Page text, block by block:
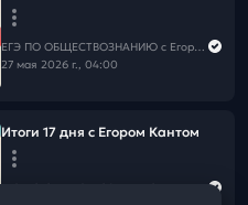
ЕГЭ ПО ОБЩЕСТВОЗНАНИЮ c Егором Кантом
27 мая 2026 г., 04:00
Итоги 17 дня с Егором Кантом